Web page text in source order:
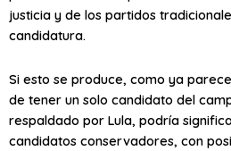
justicia y de los partidos
candidatura.
Si esto se produce, como ya
de tener un solo candidato del
respaldado por Lula, podría
candidatos conservadores, con